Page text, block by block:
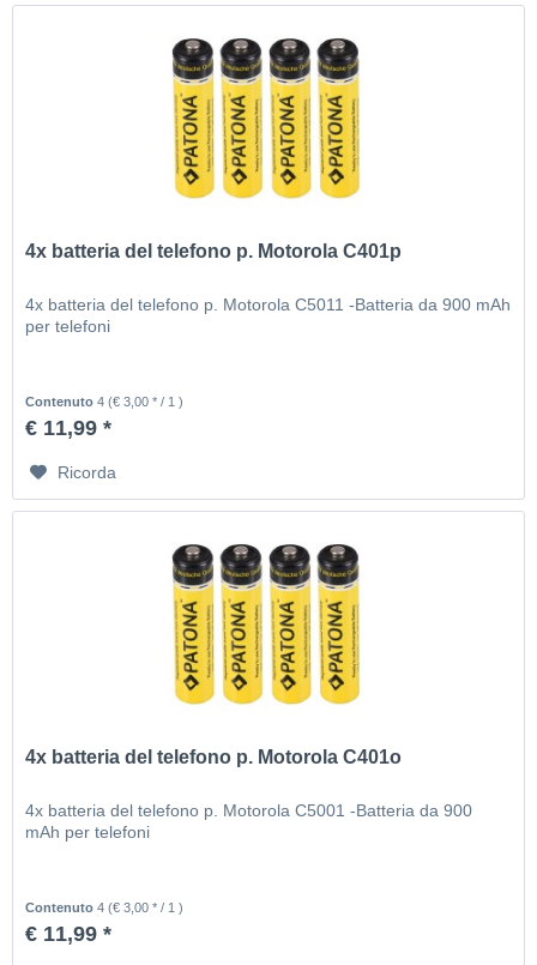
4x batteria del telefono p. Motorola C401p
4x batteria del telefono p. Motorola C5011 -Batteria da 900 mAh
per telefoni
Contenuto4(€ 3,00 * / 1 )
€ 11,99 *
Ricorda
4x batteria del telefono p. Motorola C401o
4x batteria del telefono p. Motorola C5001 -Batteria da 900
mAh per telefoni
Contenuto4(€ 3,00 * / 1 )
€ 11,99 *